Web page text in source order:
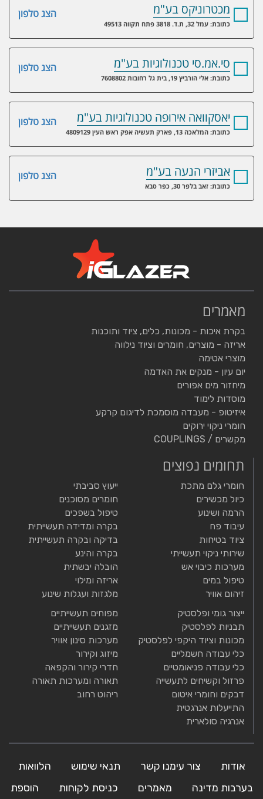
הצג טלפון מכטרוניקס בע"מ
כתובת: עמל 32, ת.ד. 3818 פתח תקווה 49513
הצג טלפון סי.אמ.סי טכנולוגיות בע"מ
כתובת: אלי הורביץ 19, בית גל רחובות 7608802
הצג טלפון יאסקוואה אירופה טכנולוגיות בע"מ
כתובת: המלאכה 13, פארק תעשיה אפק ראש העין 4809129
הצג טלפון אביזרי הנעה בע"מ
כתובת: זאב בלפר 30, כפר סבא
מאמרים
בקרת איכות - מכונות, כלים, ציוד ותוכנות
אריזה - מוצרים, חומרים וציוד נילווה
מוצרי אטימה
יום עיון - מנקים את האדמה
מיחזור מים אפורים
מוסדות לימוד
איזיטופ - מעבדה מוסמכת לדיגום קרקע
חומרי ניקוי ירוקים
מקשרים / COUPLINGS
תחומים נפוצים
חומרי גלם מתכת
כיול מכשירים
הרמה ושינוע
עיבוד פח
ציוד בטיחות
שירותי ניקוי תעשייתי
מערכות כיבוי אש
טיפול במים
זיהום אוויר
ייעוץ סביבתי
חומרים מסוכנים
טיפול בשפכים
בקרה ומדידה תעשייתית
בדיקה ובקרה תעשייתית
בקרה והינע
הובלה יבשתית
אריזה ומילוי
מלגזות ועגלות שינוע
ייצור גומי ופלסטיק
תבניות לפלסטיק
מכונות וציוד היקפי לפלסטיק
כלי עבודה חשמליים
כלי עבודה פניאומטיים
פרזול וקשיחים לתעשייה
דבקים וחומרי איטום
התייעלות אנרגטית
אנרגיה סולארית
מפוחים תעשייתיים
מזגנים תעשייתיים
מערכות סינון אוויר
מיזוג וקירור
חדרי קירור והקפאה
תאורה ומערכות תאורה
ריהוט רחוב
אודות צור עימנו קשר תנאי שימוש
הלוואות
בערבות מדינה
מאמרים כניסת לקוחות הוספת